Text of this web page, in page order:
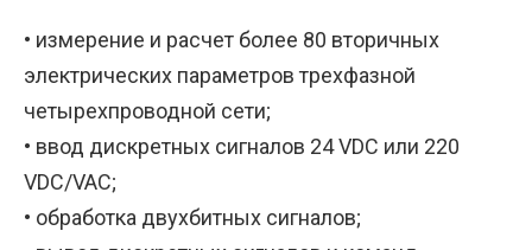
• измерение и расчет более 80 вторичных
электрических параметров трехфазной
четырехпроводной сети;
• ввод дискретных сигналов 24 VDC или 220
VDC/VAC;
• обработка двухбитных сигналов;